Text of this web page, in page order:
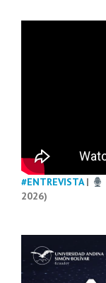
#ENTREVISTA|
2026)